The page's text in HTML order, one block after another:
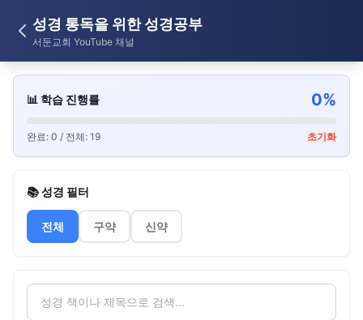
성경 통독을 위한 성경공부
서둔교회 YouTube 채널
📊 학습 진행률 0%
완료: 0 / 전체: 19 초기화
📚 성경 필터
전체 구약 신약